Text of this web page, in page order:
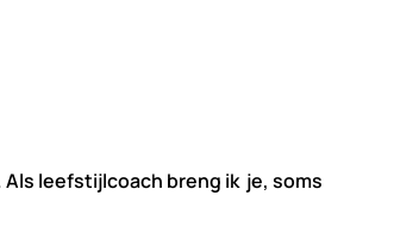
leefstijlcoach breng ik je, soms